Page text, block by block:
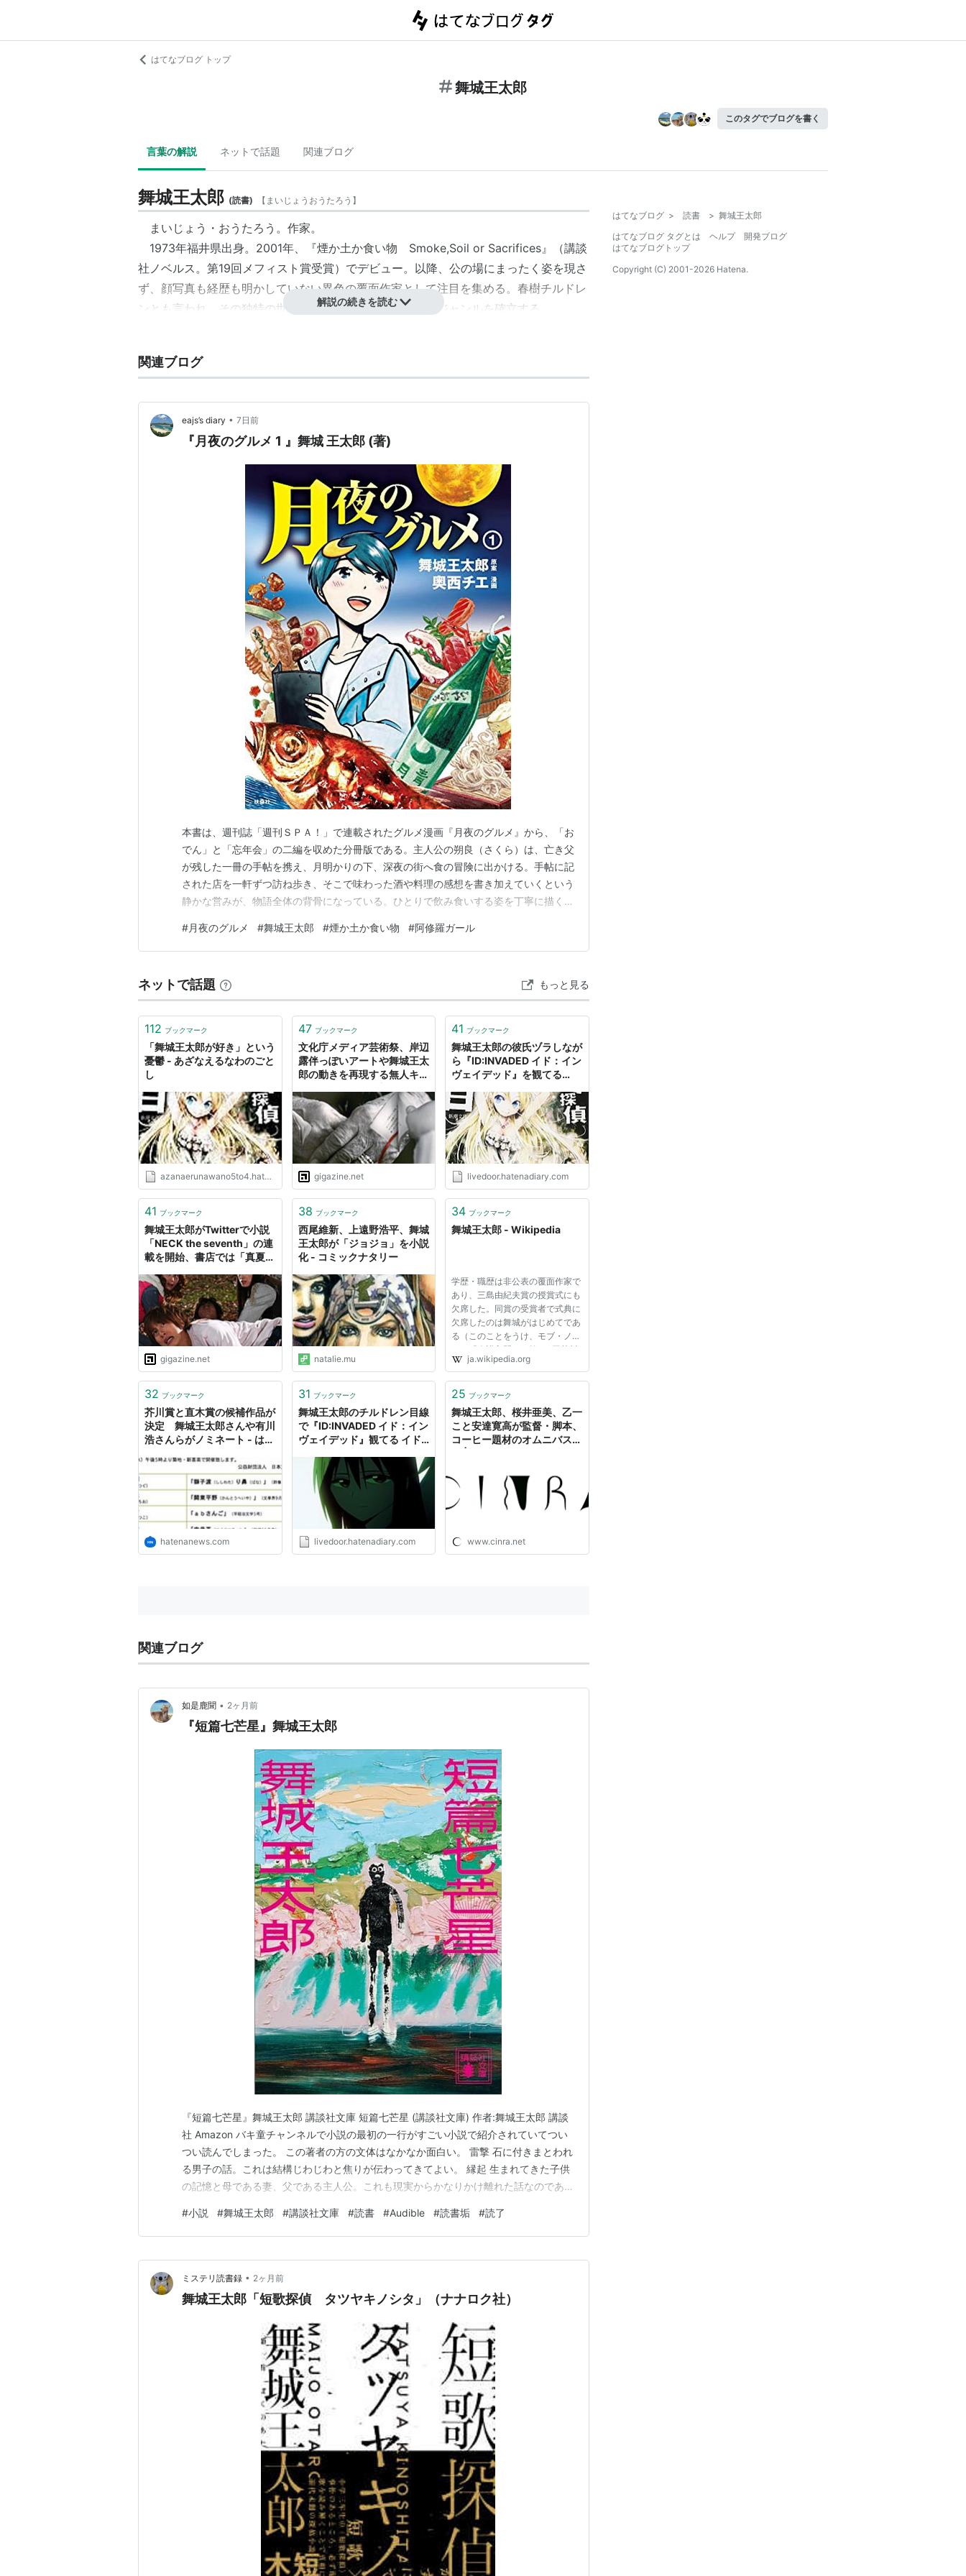
はてなブログ トップ
舞城王太郎
このタグでブログを書く
言葉の解説 ネットで話題 関連ブログ
舞城王太郎 (読書) 【 まいじょうおうたろう 】
まいじょう・おうたろう。作家。
1973年福井県出身。2001年、『煙か土か食い物 Smoke,Soil or Sacrifices』（講談
社ノベルス。第19回 メフィスト賞受賞）でデビュー。以降、公の場にまったく姿を現さ
ず、顔写真も経歴も明かしていない異色の覆面作家として注目を集める。春樹チルドレ
ンとも言われ、その独特の世界観から舞城ノワールというジャンルを確立する。
主にファウスト誌上で、漫画作品の執筆、海外作品の翻訳にも挑戦。更に、愛媛川十
している。→
http://www.realcoffee.jp/
2013年『美味しいシャワーヘッド』が芥川賞にノミネート。
』 （ノベルス。講談社、2001.3）ISBN:4061821725
ISBN:406274936X
』 （ノベルス。講談社、2001.9）ISBN:4061822063
世界は密室でできている。』 （ノベルス。講談社、2002.4）
ISBN:4061822462（文庫。講談社、2005.4）ISBN:4062750678
』 （単行本。講談社、2002.10）ISBN:4062113953（ノベルス。講
ISBN:4061824074（文庫。講談社、2006.02）
ISBN:4062753316
』 第16回三島由紀夫賞受賞。（単行本。新潮社、2003.1）
（文庫。新潮社、2005.4）
ISBN:4101186316
『九十九十九』 （ノベルス。講談社、2003.4）ISBN:406182306X
『山ん中の獅見朋成雄』 （単行本。講談社、2003.10）ISBN:4062121131
ルス。講談社、2005.12）ISBN:4061824678
『好き好き大好き超愛してる。』 （単行本。講談社、2004.8）
ISBN:4062125684（ノベルス。講談社、2006.08）ISBN:4061824945
庫。講談社、2008.06）ISBN:4062760819
『みんな元気。』 （単行本。新潮社、2004.10）
ISBN:4104580023
（文庫。新
潮社、2007.5）ISBN:4101186324
『SPEEDBOY!』 （単行本。講談社BOX、2006.11）ISBN:4062836033
『スクールアタック・シンドローム』 （文庫。新潮社、2007.6）
ISBN:4101186332
『ディスコ探偵水曜日 上』 （単行本。新潮社、2008.7）
ISBN:4104580031
掲載作品
『熊の場所』 2001年群像9月号掲載。第15回三島由紀夫賞候補。
→ISBN:4062113953
『バット男』 2002年群像2月号掲載。 →ISBN:4062113953
『ピコーン！』 書き下ろし。 →ISBN:4062113953
『鼻クソご飯』 2002年群像12月号掲載。
『僕のお腹の中からはたぶん『金閣寺』が出てくる。』 2003年群像3月号掲載。
『我が家のトトロ』 2003年新潮6月号掲載。 → ISBN:4104580023
『山ん中の獅見朋成雄』 2003年群像7月号掲載。 →
ISBN:4062121131
『川を泳いで渡る蛇』 2003年新潮7月号掲載。 →ISBN:4101186316
『W』 2003年6月、En-Taxi No.2掲載。
『ドリルホール・イン・マイ・ブレイン』 2003年9月、ファウスト創刊号掲
載。 →ISBN:4062125684
『papa IN THE DOG』 2003年9月、ファウストフェスティバルにて配布された小
冊子に掲載。
『いーから皆密室本とかJDCとか書いてみろって。』 2003年群像12月号掲載。評
論。愛媛川十三名義。
『私たちは素晴らしい愛の愛の愛の愛の愛の愛の愛の中にいる。』 2003年群像12
月号掲載。
『好き好き大好き超愛してる。』 2004年群像1月号掲載。第131回芥川賞候補。
→ISBN:4062125684
『スクールアタック・シンドローム』 2004年新潮1月号掲載。
→ISBN:4104580023
『コールド・スナップ』 トム・ジョーンズ 2004年2月、ファウストVol.2掲
載。翻訳。
『パッキャラ魔道』 2004年群像5月号掲載。
『矢を止める五羽の梔鳥』 2004年新潮6月号掲載。 →
『petals』 2004年週刊ヤングジャンプNo.30特大号掲載。（センターグラビア
『A Dragon Girl』 2004年10月、制コレISM 03掲載。 →
『夜中に井戸がやってくる。』 2004年11月、ファウストVol.4に掲載。
『ディスコ探偵水曜日 第一部 梢』 2005年新潮5月号掲載。
『BRAND NEW ME,BRAND NEW WORLD』 2005年5月、ファウストVol.5に掲載。
『SPEEDBOY!』2006年群像1月号掲載。
『ザ・パインハウス・デッド―ディスコ探偵水曜日 第二部―』2006年新潮1月号掲
『喜びは鳥になる。』2005年12月22日号週刊新潮掲載。（「街の名は」に第三十三
回福井編として。掌編）
『めくるめく』2005年12月ファウストVol.6 SIDE-B掲載。
『ディスコ探偵水曜日 第三部 解決と○ん○ん 第1章』2006年新潮9月号掲載。
『ディスコ探偵水曜日 第三部 解決と○ん○ん 第2〜5章』2006年新潮10月号掲載。
『ディスコ探偵水曜日 第三部 解決と○ん○ん 第6〜7章』2006年新潮11月号掲載。
『ディスコ探偵水曜日 第三部 解決と○ん○ん 第8〜11章』2006年新潮12月号掲載。
阿修羅ガール (新潮文庫)
作者:舞城王太郎
出版社/メーカー:新潮社
発売日:2005/04/24
メディア:文庫
この商品を含むブログ (414件) を見る
好き好き大好き超愛してる。 (講談社文庫)
作者:舞城王太郎
出版社/メーカー: 講談社
発売日:
2008/06/13
メディア:文庫
この商品を含むブログ (107件) を見る
短篇五芒星
舞城王太郎
出版社/メーカー:講談社
発売日:2012/07/13
メディア:単行本（ソフトカバー）
: 1人クリック
: 27回
この商品を含むブログ (24件) を見る
JORGE JOESTAR
舞城王太郎,荒木飛呂彦
出版社/メーカー: 集英社
発売日:2012/09/19
メディア:単行本
: 14人 クリック : 1,112回
この商品を含むブログ (50件) を見る
解説の続きを読む
関連ブログ
eajs’s diary • 7日前
『月夜のグルメ 1 』舞城 王太郎 (著)
本書は、週刊誌「週刊ＳＰＡ！」で連載されたグルメ漫画『月夜のグルメ』から、「お
でん」と「忘年会」の二編を収めた分冊版である。主人公の朔良（さくら）は、亡き父
が残した一冊の手帖を携え、月明かりの下、深夜の街へ食の冒険に出かける。手帖に記
された店を一軒ずつ訪ね歩き、そこで味わった酒や料理の感想を書き加えていくという
静かな営みが、物語全体の背骨になっている。ひとりで飲み食いする姿を丁寧に描くと
だけでなく、手帖を通じて「まだ知らない父」の面影を辿っていくという、もう一つの
物語が奥に流れている点が大きな特徴である。 原案を手掛…
#月夜のグルメ #舞城王太郎 #煙か土か食い物 #阿修羅ガール
ネットで話題 もっと見る
112 ブックマーク
「舞城王太郎が好き」という
憂鬱 - あざなえるなわのごと
し
azanaerunawano5to4.hatenablog.com
47 ブックマーク
文化庁メディア芸術祭、岸辺
露伴っぽいアートや舞城王太
郎の動きを再現する無人キー
ろいろ
gigazine.net
41 ブックマーク
舞城王太郎の彼氏ヅラしなが
ら『ID:INVADED イド：イン
ヴェイデッド』を観てる
ー撫でたい
livedoor.hatenadiary.com
41 ブックマーク
舞城王太郎がTwitterで小説
「NECK the seventh」の連
載を開始、書店では「真夏の
gigazine.net
38 ブックマーク
西尾維新、上遠野浩平、舞城
王太郎が「ジョジョ」を小説
化 - コミックナタリー
natalie.mu
34 ブックマーク
舞城王太郎 - Wikipedia
学歴・職歴は非公表の覆面作家で
あり、三島由紀夫賞の授賞式にも
欠席した。同賞の受賞者で式典に
欠席したのは舞城がはじめてであ
る（このことをうけ、モブ・ノリ
オが『介護入門』で第131回芥川
龍之介賞を受賞した際の記者会見
挨拶した。後述の通り、同回の芥
ja.wikipedia.org
32 ブックマーク
芥川賞と直木賞の候補作品が
決定 舞城王太郎さんや有川
浩さんらがノミネート - はて
hatenanews.com
31 ブックマーク
舞城王太郎のチルドレン目線
で『ID:INVADED イド：イン
ヴェイデッド』観てる イド
ンレトリバー撫でたい
livedoor.hatenadiary.com
25 ブックマーク
舞城王太郎、桜井亜美、乙一
こと安達寛高が監督・脚本、
コーヒー題材のオムニバス映
www.cinra.net
関連ブログ
如是鹿聞 • 2ヶ月前
『短篇七芒星』舞城王太郎
『短篇七芒星』舞城王太郎 講談社文庫 短篇七芒星 (講談社文庫) 作者:舞城王太郎 講談
社 Amazon バキ童チャンネルで小説の最初の一行がすごい小説で紹介されていてつい
つい読んでしまった。 この著者の方の文体はなかなか面白い。 雷撃 石に付きまとわれ
る男子の話。これは結構じわじわと焦りが伝わってきてよい。 縁起 生まれてきた子供
の記憶と母である妻、父である主人公。これも現実からかなりかけ離れた話なのである
かったけれど、この二つが特に印象に残った。 あらすじ自体もだけれど、文章から感
じることを楽しめる一冊。 ◆短編…
#小説 #舞城王太郎 #講談社文庫 #読書 #Audible #読書垢 #読了
ミステリ読書録 • 2ヶ月前
舞城王太郎「短歌探偵 タツヤキノシタ」（ナナロク社）
はてなブログ > 読書 > 舞城王太郎
はてなブログ タグとは
ヘルプ
開発ブログ
はてなブログトップ
Copyright (C) 2001-2026 Hatena.